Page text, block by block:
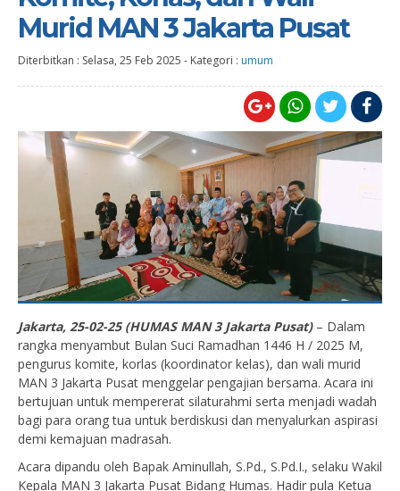
Murid MAN 3 Jakarta Pusat
Diterbitkan : Selasa, 25 Feb 2025 - Kategori : umum
Jakarta, 25-02-25 (HUMAS MAN 3 Jakarta Pusat)– Dalam
rangka menyambut Bulan Suci Ramadhan 1446 H / 2025 M,
pengurus komite, korlas (koordinator kelas), dan wali murid
MAN 3 Jakarta Pusat menggelar pengajian bersama. Acara ini
bertujuan untuk mempererat silaturahmi serta menjadi wadah
bagi para orang tua untuk berdiskusi dan menyalurkan aspirasi
demi kemajuan madrasah.
Acara dipandu oleh Bapak Aminullah, S.Pd., S.Pd.I., selaku Wakil
Kepala MAN 3 Jakarta Pusat Bidang Humas. Hadir pula Ketua